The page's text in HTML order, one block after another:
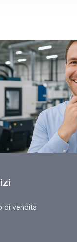
di vendita